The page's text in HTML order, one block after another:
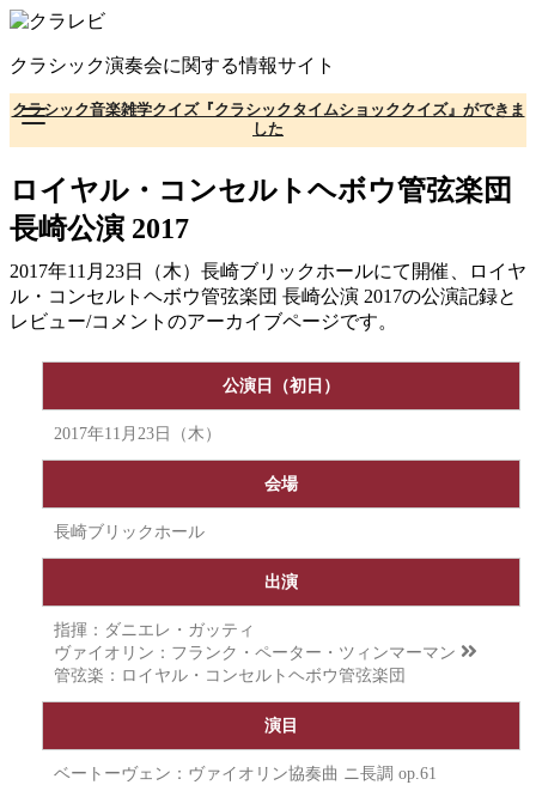
コ
テ
ン
ツ
へ
動
クラシック演奏会に関する情報サイト
クラシック音楽雑学クイズ『クラシックタイムショッククイズ』ができま
した
ロイヤル・コンセルトヘボウ管弦楽団
長崎公演 2017
2017年11月23日（木）長崎ブリックホールにて開催、ロイヤ
ル・コンセルトヘボウ管弦楽団 長崎公演 2017の公演記録と
レビュー/コメントのアーカイブページです。
公演日（初日）
2017年11月23日（木）
会場
長崎ブリックホール
出演
指揮：ダニエレ・ガッティ
ヴァイオリン： フランク・ペーター・ツィンマーマン
管弦楽：ロイヤル・コンセルトヘボウ管弦楽団
演目
ベートーヴェン：ヴァイオリン協奏曲 ニ長調 op.61